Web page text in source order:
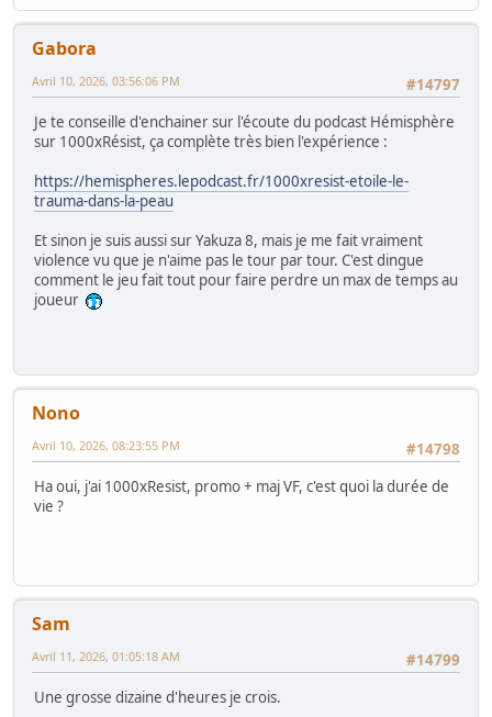
Gabora
#14797
Avril 10, 2026, 03:56:06 PM
Je te conseille d'enchainer sur l'écoute du podcast Hémisphère
sur 1000xRésist, ça complète très bien l'expérience :
https://hemispheres.lepodcast.fr/1000xresist-etoile-le-
trauma-dans-la-peau
Et sinon je suis aussi sur Yakuza 8, mais je me fait vraiment
violence vu que je n'aime pas le tour par tour. C'est dingue
comment le jeu fait tout pour faire perdre un max de temps au
joueur
Nono
#14798
Avril 10, 2026, 08:23:55 PM
Ha oui, j'ai 1000xResist, promo + maj VF, c'est quoi la durée de
vie ?
Sam
#14799
Avril 11, 2026, 01:05:18 AM
Une grosse dizaine d'heures je crois.